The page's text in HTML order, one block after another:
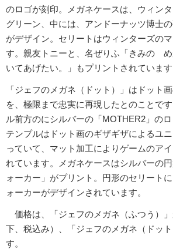
のロゴが刻印。メガネケースは、ウィン
グリーン、中には、アンドーナッツ博士
がデザイン。セリートはウィンターズの
す。親友トニーと、名ぜりふ「きみの
いてあげたい。」もプリントされています
「ジェフのメガネ（ドット）」はドット
を、極限まで忠実に再現したとのことで
ル前方のにシルバーの「MOTHER2」のロ
テンプルはドット画のギザギザによるユ
っていて、マット加工によりゲームのア
れています。メガネケースはシルバーの
ォーカー」がプリント。円形のセリート
ォーカーがデザインされています。
価格は、「ジェフのメガネ（ふつう）」
下、税込み）、「ジェフのメガネ（ドッ
す。